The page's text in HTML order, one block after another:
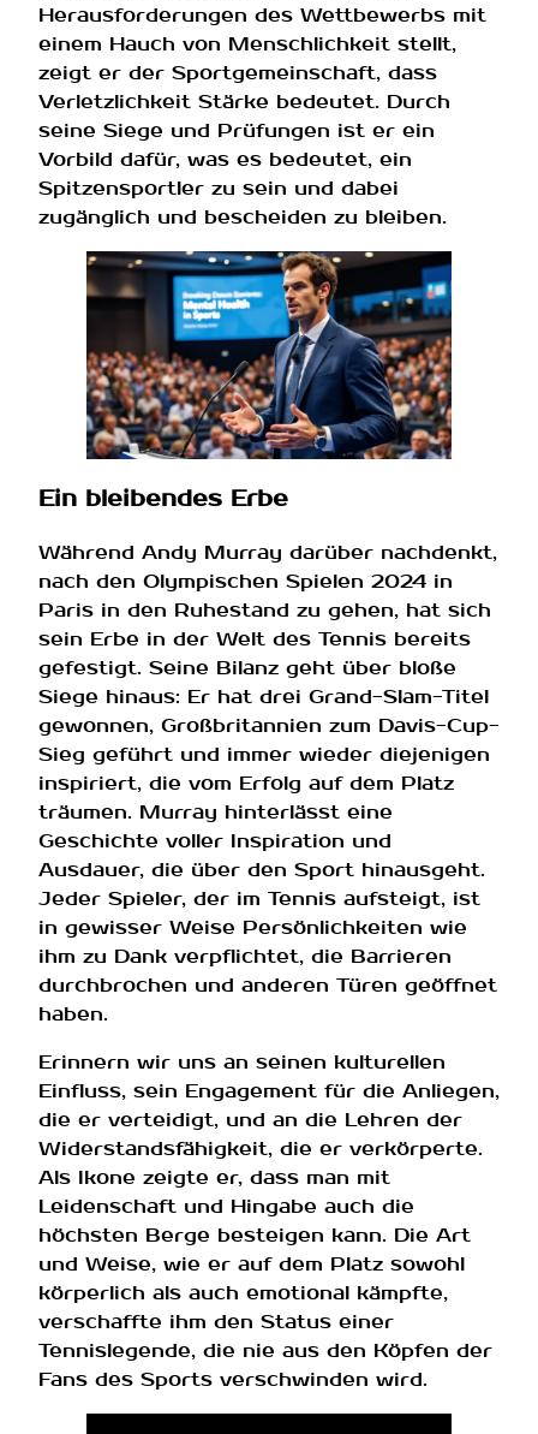
Herausforderungen des Wettbewerbs mit
einem Hauch von Menschlichkeit stellt,
zeigt er der Sportgemeinschaft, dass
Verletzlichkeit Stärke bedeutet. Durch
seine Siege und Prüfungen ist er ein
Vorbild dafür, was es bedeutet, ein
Spitzensportler zu sein und dabei
zugänglich und bescheiden zu bleiben.
Ein bleibendes Erbe
Während Andy Murray darüber nachdenkt,
nach den Olympischen Spielen 2024 in
Paris in den Ruhestand zu gehen, hat sich
sein Erbe in der Welt des Tennis bereits
gefestigt. Seine Bilanz geht über bloße
Siege hinaus: Er hat drei Grand-Slam-Titel
gewonnen, Großbritannien zum Davis-Cup-
Sieg geführt und immer wieder diejenigen
inspiriert, die vom Erfolg auf dem Platz
träumen. Murray hinterlässt eine
Geschichte voller Inspiration und
Ausdauer, die über den Sport hinausgeht.
Jeder Spieler, der im Tennis aufsteigt, ist
in gewisser Weise Persönlichkeiten wie
ihm zu Dank verpflichtet, die Barrieren
durchbrochen und anderen Türen geöffnet
haben.
Erinnern wir uns an seinen kulturellen
Einfluss, sein Engagement für die Anliegen,
die er verteidigt, und an die Lehren der
Widerstandsfähigkeit, die er verkörperte.
Als Ikone zeigte er, dass man mit
Leidenschaft und Hingabe auch die
höchsten Berge besteigen kann. Die Art
und Weise, wie er auf dem Platz sowohl
körperlich als auch emotional kämpfte,
verschaffte ihm den Status einer
Tennislegende, die nie aus den Köpfen der
Fans des Sports verschwinden wird.